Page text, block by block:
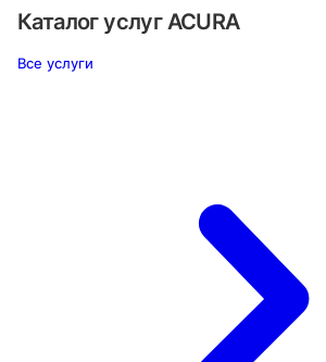
Каталог услуг ACURA
Все услуги